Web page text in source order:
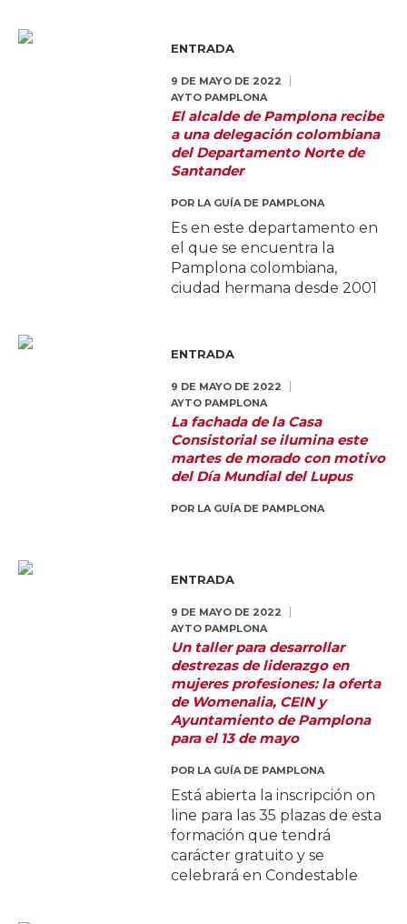
ENTRADA
9 DE MAYO DE 2022
AYTO PAMPLONA
El alcalde de Pamplona recibe
a una delegación colombiana
del Departamento Norte de
Santander
POR LA GUÍA DE PAMPLONA
Es en este departamento en
el que se encuentra la
Pamplona colombiana,
ciudad hermana desde 2001
ENTRADA
9 DE MAYO DE 2022
AYTO PAMPLONA
La fachada de la Casa
Consistorial se ilumina este
martes de morado con motivo
del Día Mundial del Lupus
POR LA GUÍA DE PAMPLONA
ENTRADA
9 DE MAYO DE 2022
AYTO PAMPLONA
Un taller para desarrollar
destrezas de liderazgo en
mujeres profesiones: la oferta
de Womenalia, CEIN y
Ayuntamiento de Pamplona
para el 13 de mayo
POR LA GUÍA DE PAMPLONA
Está abierta la inscripción on
line para las 35 plazas de esta
formación que tendrá
carácter gratuito y se
celebrará en Condestable